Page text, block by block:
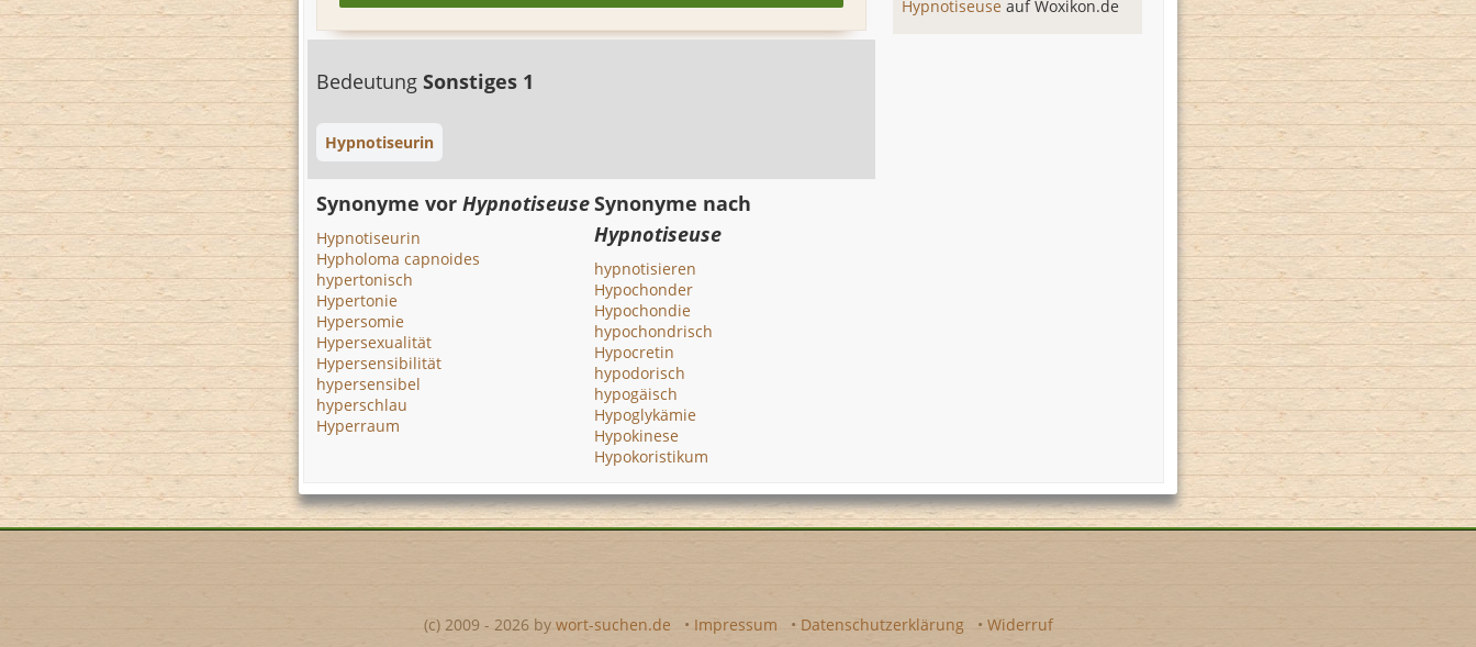
Bedeutung Sonstiges 1
Hypnotiseurin
Hypnotiseuseauf Woxikon.de
Synonyme vor Hypnotiseuse
Hypnotiseurin
Hypholoma capnoides
hypertonisch
Hypertonie
Hypersomie
Hypersexualität
Hypersensibilität
hypersensibel
hyperschlau
Hyperraum
Synonyme nach
Hypnotiseuse
hypnotisieren
Hypochonder
Hypochondie
hypochondrisch
Hypocretin
hypodorisch
hypogäisch
Hypoglykämie
Hypokinese
Hypokoristikum
(c) 2009 - 2026 by wort-suchen.de • Impressum • Datenschutzerklärung • Widerruf